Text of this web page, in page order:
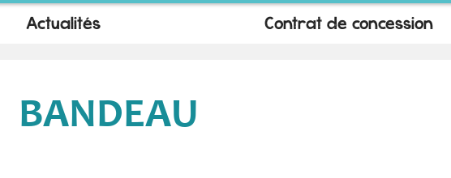
Actualités Contrat de concession
BANDEAU